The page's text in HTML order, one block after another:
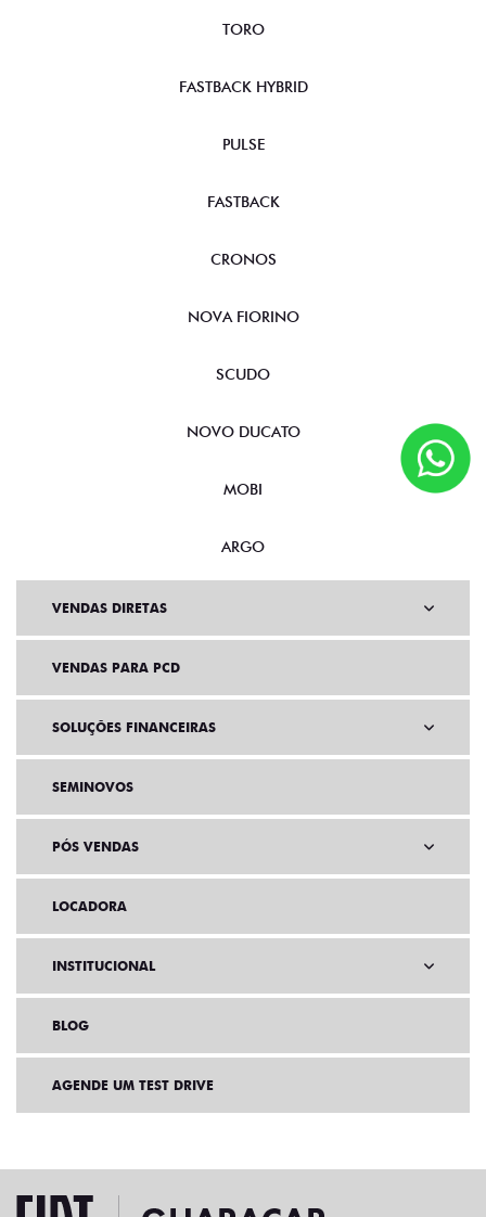
TORO
FASTBACK HYBRID
PULSE
FASTBACK
CRONOS
NOVA FIORINO
SCUDO
NOVO DUCATO
MOBI
ARGO
VENDAS DIRETAS
VENDAS PARA PCD
SOLUÇÕES FINANCEIRAS
SEMINOVOS
PÓS VENDAS
LOCADORA
INSTITUCIONAL
BLOG
AGENDE UM TEST DRIVE